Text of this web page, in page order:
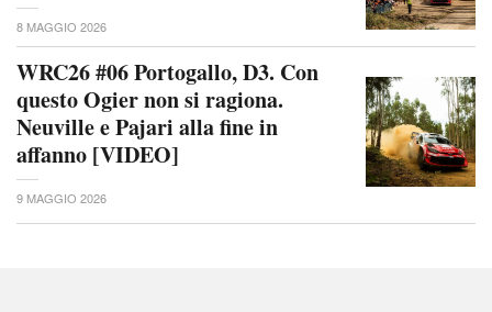
8 MAGGIO 2026
WRC26 #06 Portogallo, D3. Con
questo Ogier non si ragiona.
Neuville e Pajari alla fine in
affanno [VIDEO]
9 MAGGIO 2026